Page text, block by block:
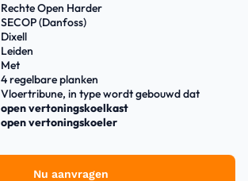
Rechte Open Harder
SECOP (Danfoss)
Dixell
Leiden
Met
4 regelbare planken
Vloertribune, in type wordt gebouwd dat
open vertoningskoelkast
open vertoningskoeler
Nu aanvragen